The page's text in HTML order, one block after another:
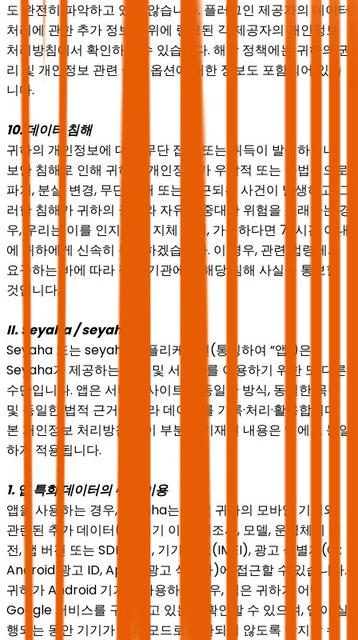
도 완전히 파악하고 있지 않습니다. 플러그인 제공자의 데이터
처리에 관한 추가 정보는 위에 링크된 각 제공자의 개인정보
처리방침에서 확인하실 수 있습니다. 해당 정책에는 귀하의 권
리 및 개인정보 관련 설정 옵션에 대한 정보도 포함되어 있습
니다.
10. 데이터 침해
귀하의 개인정보에 대한 무단 접근 또는 취득이 발생하거나,
보안 침해로 인해 귀하의 개인정보가 우발적 또는 불법적으로
파기, 분실, 변경, 무단 공개 또는 접근되는 사건이 발생하고, 그
러한 침해가 귀하의 권리와 자유에 중대한 위험을 초래하는 경
우, 우리는 이를 인지한 후 지체 없이, 가능하다면 72시간 이내
에 귀하에게 신속히 통지하겠습니다. 이 경우, 관련 법령에서
요구하는 바에 따라 정부 기관에도 해당 침해 사실을 통보할
것입니다.
II. Seyaha / seyaha 앱
Seyaha 또는 seyaha 애플리케이션(통칭하여 “앱”)은
Seyaha가 제공하는 제안 및 서비스를 이용하기 위한 또 다른
수단입니다. 앱은 서비스 사이트와 동일한 방식, 동일한 목적
및 동일한 법적 근거에 따라 데이터를 기록·처리·활용합니다.
본 개인정보 처리방침의 이 부분에 기재된 내용은 앱에도 동일
하게 적용됩니다.
1. 앱 특화 데이터의 추가 이용
앱을 사용하는 경우, Seyaha는 앱 및 귀하의 모바일 기기와
관련된 추가 데이터(예: 기기 이름, 제조사, 모델, 운영체제 버
전, 앱 버전 또는 SDK 버전, 기기 번호(IMEI), 광고 식별자(예:
Android 광고 ID, Apple 광고 식별자)에 접근할 수 있습니다.
귀하가 Android 기기를 사용하는 경우, 앱은 귀하가 어떤
Google 서비스를 구독하고 있는지 확인할 수 있으며, 앱이 실
행되는 동안 기기가 대기 모드로 전환되지 않도록 방지할 수